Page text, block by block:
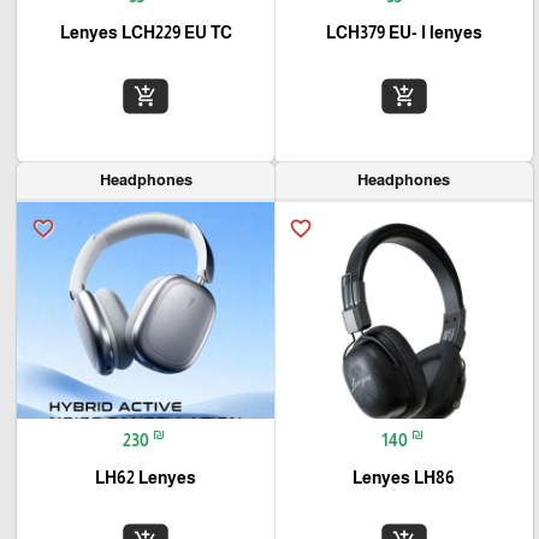
LCH379 EU- I lenyes
add_shopping_cart
Lenyes LCH229 EU TC
add_shopping_cart
Headphones
favorite_border
140 ₪
Lenyes LH86
Headphones
favorite_border
230 ₪
LH62 Lenyes